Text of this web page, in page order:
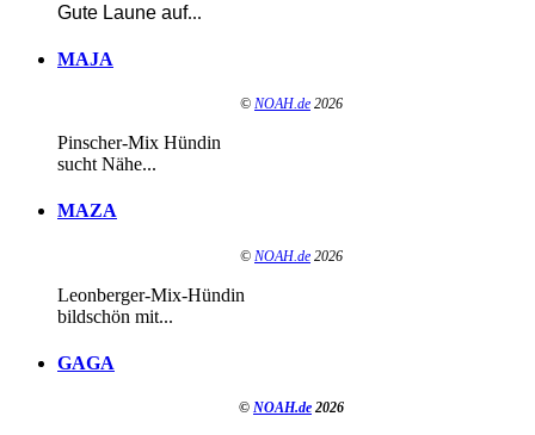
Gute Laune auf...
MAJA
© NOAH.de 2026
Pinscher-Mix Hündin
sucht Nähe...
MAZA
© NOAH.de 2026
Leonberger-Mix-Hündin
bildschön mit...
GAGA
© NOAH.de 2026